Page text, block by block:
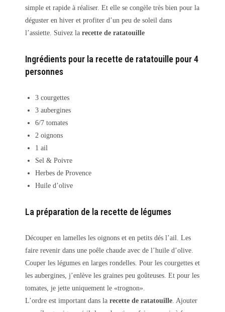
simple et rapide à réaliser. Et elle se congèle très bien pour la
déguster en hiver et profiter d’un peu de soleil dans
l’assiette. Suivez la recette de ratatouille
Ingrédients pour la recette de ratatouille pour 4
personnes
3 courgettes
3 aubergines
6/7 tomates
2 oignons
1 ail
Sel & Poivre
Herbes de Provence
Huile d’olive
La préparation de la recette de légumes
Découper en lamelles les oignons et en petits dés l’ail. Les
faire revenir dans une poêle chaude avec de l’huile d’olive.
Couper les légumes en larges rondelles. Pour les courgettes et
les aubergines, j’enlève les graines peu goûteuses. Et pour les
tomates, je jette uniquement le «trognon».
L’ordre est important dans la recette de ratatouille. Ajouter